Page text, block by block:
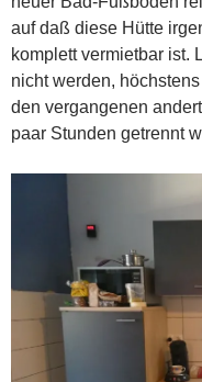
auf daß diese Hütte
komplett vermietbar ist.
nicht werden,
den vergangenen
paar Stunden getrennt